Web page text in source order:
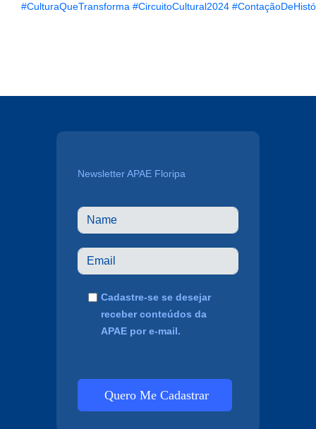
#CulturaQueTransforma #CircuitoCultural2024
Newsletter APAE Floripa
Cadastre-se se desejar
receber conteúdos da
APAE por e-mail.
Quero Me Cadastrar